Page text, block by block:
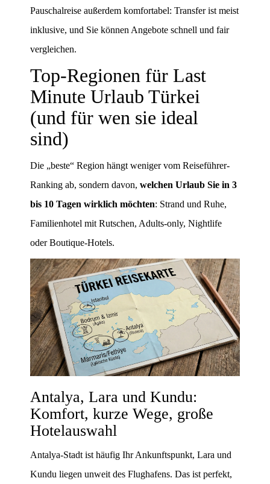
Pauschalreise außerdem komfortabel: Transfer ist meist
inklusive, und Sie können Angebote schnell und fair
vergleichen.
Top-Regionen für Last
Minute Urlaub Türkei
(und für wen sie ideal
sind)
Die „beste“ Region hängt weniger vom Reiseführer-
Ranking ab, sondern davon, welchen Urlaub Sie in 3
bis 10 Tagen wirklich möchten: Strand und Ruhe,
Familienhotel mit Rutschen, Adults-only, Nightlife
oder Boutique-Hotels.
Antalya, Lara und Kundu:
Komfort, kurze Wege, große
Hotelauswahl
Antalya-Stadt ist häufig Ihr Ankunftspunkt, Lara und
Kundu liegen unweit des Flughafens. Das ist perfekt,